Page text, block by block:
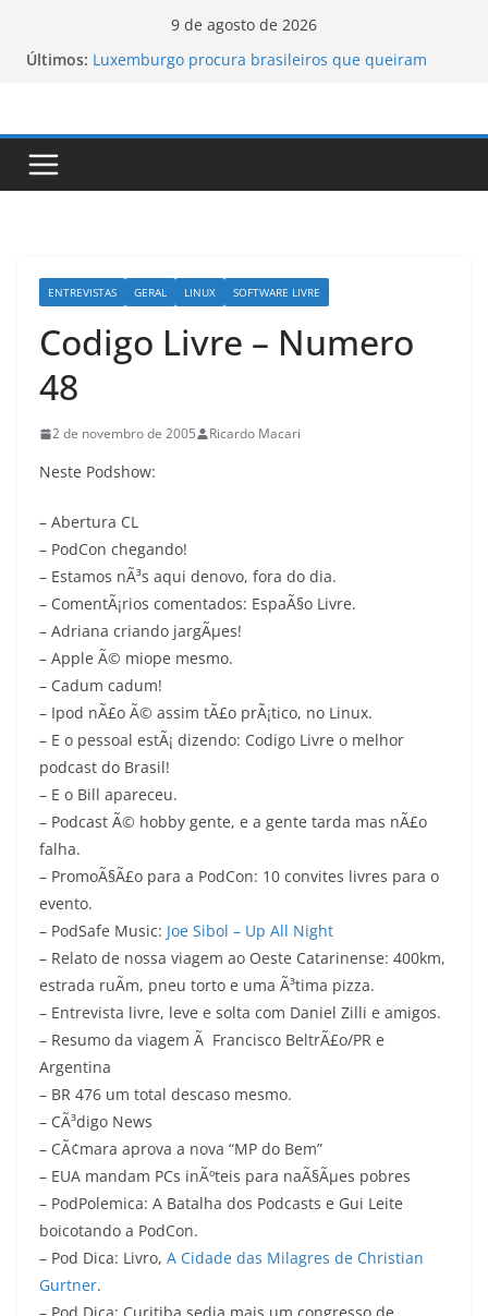
9 de agosto de 2026
Últimos: Luxemburgo procura brasileiros que queiram
Luxemburgo e Canadá assinam protocolo sobre a
ENTREVISTAS GERAL LINUX SOFTWARE LIVRE
Codigo Livre – Numero
48
2 de novembro de 2005 Ricardo Macari
Neste Podshow:
– Abertura CL
– PodCon chegando!
– Estamos nÃ³s aqui denovo, fora do dia.
– ComentÃ¡rios comentados: EspaÃ§o Livre.
– Adriana criando jargÃµes!
– Apple Ã© miope mesmo.
– Cadum cadum!
– Ipod nÃ£o Ã© assim tÃ£o prÃ¡tico, no Linux.
– E o pessoal estÃ¡ dizendo: Codigo Livre o melhor
podcast do Brasil!
– E o Bill apareceu.
– Podcast Ã© hobby gente, e a gente tarda mas nÃ£o
falha.
– PromoÃ§Ã£o para a PodCon: 10 convites livres para o
evento.
– PodSafe Music: Joe Sibol – Up All Night
– Relato de nossa viagem ao Oeste Catarinense: 400km,
estrada ruÃ­m, pneu torto e uma Ã³tima pizza.
– Entrevista livre, leve e solta com Daniel Zilli e amigos.
– Resumo da viagem Ã Francisco BeltrÃ£o/PR e
Argentina
– BR 476 um total descaso mesmo.
– CÃ³digo News
– CÃ¢mara aprova a nova “MP do Bem”
– EUA mandam PCs inÃºteis para naÃ§Ãµes pobres
– PodPolemica: A Batalha dos Podcasts e Gui Leite
boicotando a PodCon.
– Pod Dica: Livro, A Cidade das Milagres de Christian
Gurtner.